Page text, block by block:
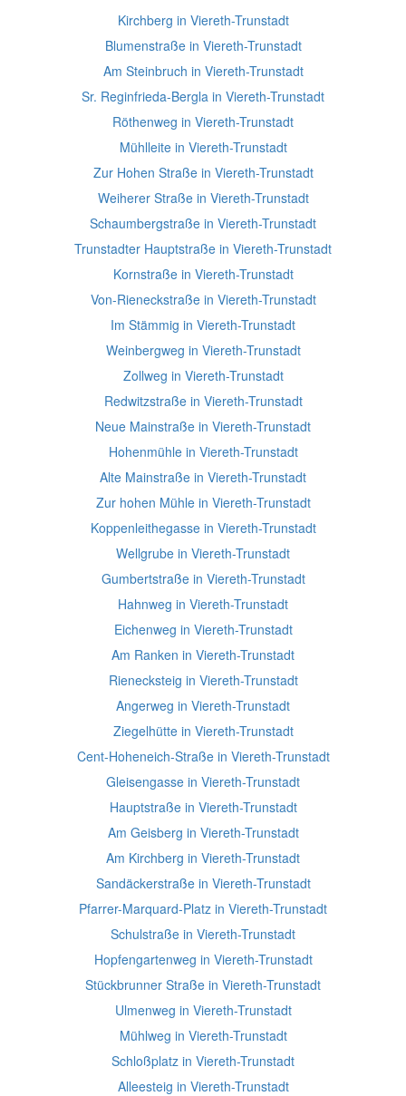
Kirchberg in Viereth-Trunstadt
Blumenstraße in Viereth-Trunstadt
Am Steinbruch in Viereth-Trunstadt
Sr. Reginfrieda-Bergla in Viereth-Trunstadt
Röthenweg in Viereth-Trunstadt
Mühlleite in Viereth-Trunstadt
Zur Hohen Straße in Viereth-Trunstadt
Weiherer Straße in Viereth-Trunstadt
Schaumbergstraße in Viereth-Trunstadt
Trunstadter Hauptstraße in Viereth-Trunstadt
Kornstraße in Viereth-Trunstadt
Von-Rieneckstraße in Viereth-Trunstadt
Im Stämmig in Viereth-Trunstadt
Weinbergweg in Viereth-Trunstadt
Zollweg in Viereth-Trunstadt
Redwitzstraße in Viereth-Trunstadt
Neue Mainstraße in Viereth-Trunstadt
Hohenmühle in Viereth-Trunstadt
Alte Mainstraße in Viereth-Trunstadt
Zur hohen Mühle in Viereth-Trunstadt
Koppenleithegasse in Viereth-Trunstadt
Wellgrube in Viereth-Trunstadt
Gumbertstraße in Viereth-Trunstadt
Hahnweg in Viereth-Trunstadt
Eichenweg in Viereth-Trunstadt
Am Ranken in Viereth-Trunstadt
Rienecksteig in Viereth-Trunstadt
Angerweg in Viereth-Trunstadt
Ziegelhütte in Viereth-Trunstadt
Cent-Hoheneich-Straße in Viereth-Trunstadt
Gleisengasse in Viereth-Trunstadt
Hauptstraße in Viereth-Trunstadt
Am Geisberg in Viereth-Trunstadt
Am Kirchberg in Viereth-Trunstadt
Sandäckerstraße in Viereth-Trunstadt
Pfarrer-Marquard-Platz in Viereth-Trunstadt
Schulstraße in Viereth-Trunstadt
Hopfengartenweg in Viereth-Trunstadt
Stückbrunner Straße in Viereth-Trunstadt
Ulmenweg in Viereth-Trunstadt
Mühlweg in Viereth-Trunstadt
Schloßplatz in Viereth-Trunstadt
Alleesteig in Viereth-Trunstadt